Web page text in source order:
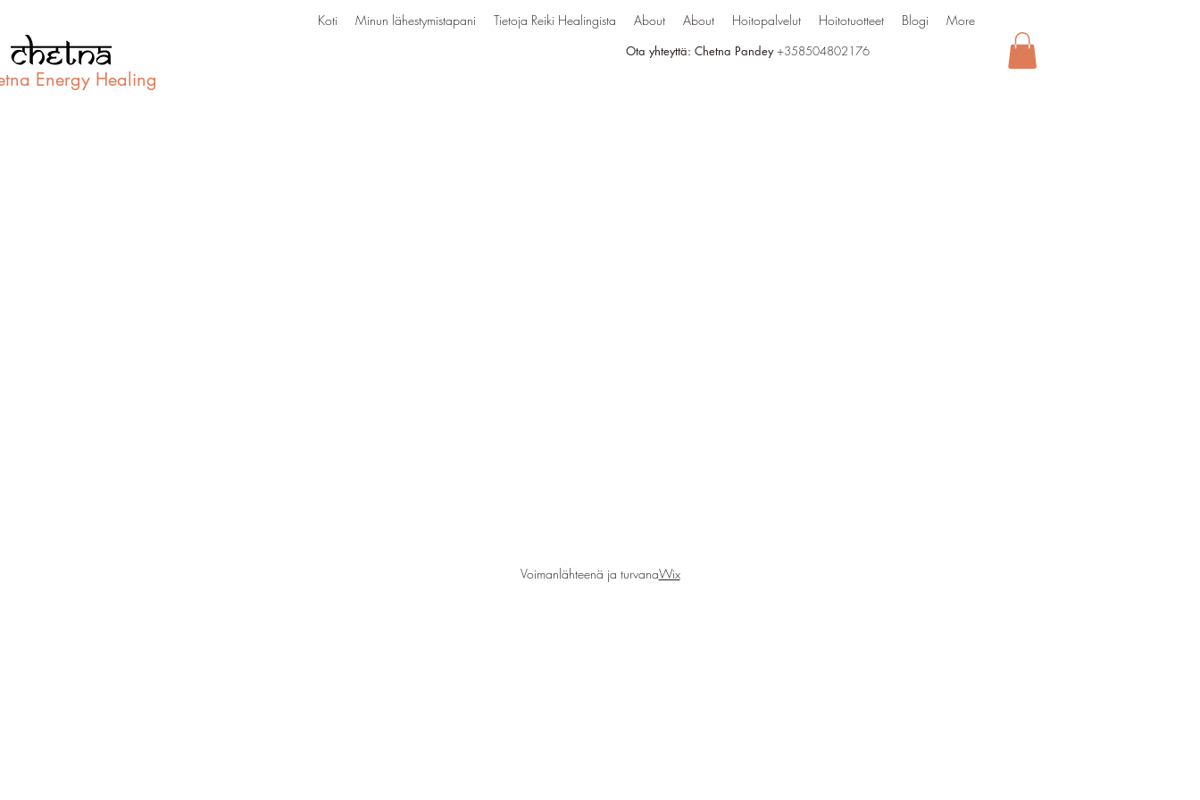
Koti Minun lähestymistapani Tietoja Reiki Healingista About About Hoitopalvelut Hoitotuotteet Blogi More
Ota yhteyttä: Chetna Pandey+358504802176
Energy Healing
Voimanlähteenä ja turvanaWix